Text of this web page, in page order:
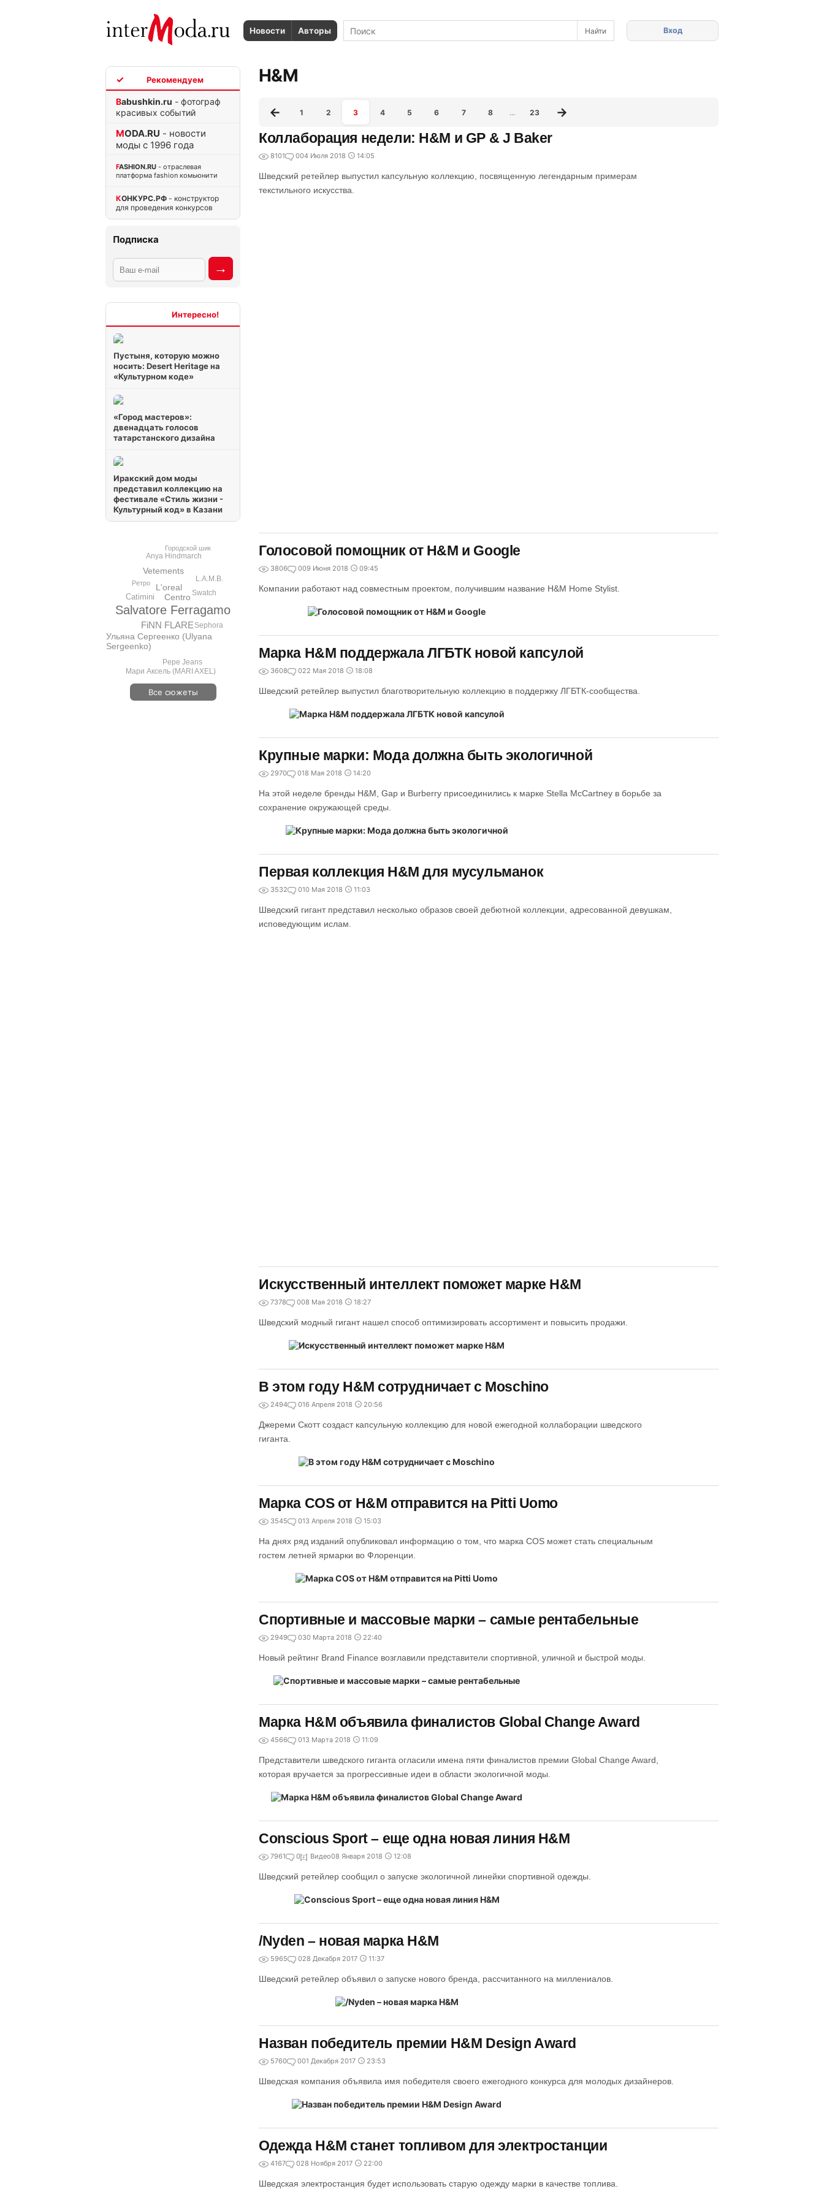
Новости Авторы Вход
Babushkin.ru - фотограф
красивых событий
MODA.RU - новости
моды с 1996 года
FASHION.RU - отраслевая
платформа fashion комьюнити
КОНКУРС.РФ - конструктор
для проведения конкурсов
Подписка
Пустыня, которую можно
носить: Desert Heritage на
«Культурном коде»
«Город мастеров»:
двенадцать голосов
татарстанского дизайна
Иракский дом моды
представил коллекцию на
фестивале «Стиль жизни -
Культурный код» в Казани
Salvatore Ferragamo
FiNN FLARE
Centro
L'oreal
Ульяна Сергеенко (Ulyana
Sergeenko)
Vetements
Catimini
L.A.M.B.
Swatch
Pepe Jeans
Anya Hindmarch
Мари Аксель (MARI AXEL)
Sephora
Ретро
Городской шик
Все сюжеты
H&M
1 2 3 4 5 6 7 8 … 23
Коллаборация недели: H&M и GP & J Baker
8101 004 Июля 2018 14:05
Шведский ретейлер выпустил капсульную коллекцию, посвященную легендарным примерам
текстильного искусства.
Голосовой помощник от H&M и Google
3806 009 Июня 2018 09:45
Компании работают над совместным проектом, получившим название H&M Home Stylist.
Марка H&M поддержала ЛГБТК новой капсулой
3608 022 Мая 2018 18:08
Шведский ретейлер выпустил благотворительную коллекцию в поддержку ЛГБТК-сообщества.
Крупные марки: Мода должна быть экологичной
2970 018 Мая 2018 14:20
На этой неделе бренды H&M, Gap и Burberry присоединились к марке Stella McCartney в борьбе за
сохранение окружающей среды.
Первая коллекция H&M для мусульманок
3532 010 Мая 2018 11:03
Шведский гигант представил несколько образов своей дебютной коллекции, адресованной девушкам,
исповедующим ислам.
Искусственный интеллект поможет марке H&M
7378 008 Мая 2018 18:27
Шведский модный гигант нашел способ оптимизировать ассортимент и повысить продажи.
В этом году H&M сотрудничает с Moschino
2494 016 Апреля 2018 20:56
Джереми Скотт создаст капсульную коллекцию для новой ежегодной коллаборации шведского
гиганта.
Марка COS от H&M отправится на Pitti Uomo
3545 013 Апреля 2018 15:03
На днях ряд изданий опубликовал информацию о том, что марка COS может стать специальным
гостем летней ярмарки во Флоренции.
Спортивные и массовые марки – самые рентабельные
2949 030 Марта 2018 22:40
Новый рейтинг Brand Finance возглавили представители спортивной, уличной и быстрой моды.
Марка H&M объявила финалистов Global Change Award
4566 013 Марта 2018 11:09
Представители шведского гиганта огласили имена пяти финалистов премии Global Change Award,
которая вручается за прогрессивные идеи в области экологичной моды.
Conscious Sport – еще одна новая линия H&M
7961 0 Видео08 Января 2018 12:08
Шведский ретейлер сообщил о запуске экологичной линейки спортивной одежды.
/Nyden – новая марка H&M
5965 028 Декабря 2017 11:37
Шведский ретейлер объявил о запуске нового бренда, рассчитанного на миллениалов.
Назван победитель премии H&M Design Award
5760 001 Декабря 2017 23:53
Шведская компания объявила имя победителя своего ежегодного конкурса для молодых дизайнеров.
Одежда H&M станет топливом для электростанции
4167 028 Ноября 2017 22:00
Шведская электростанция будет использовать старую одежду марки в качестве топлива.